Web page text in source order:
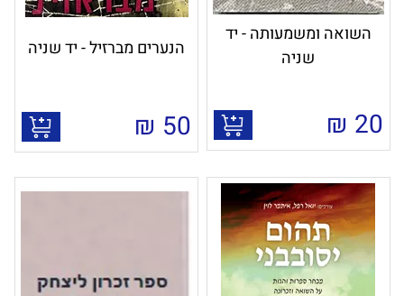
השואה ומשמעותה - יד
שניה
20
₪
הנערים מברזיל - יד שניה
50
₪